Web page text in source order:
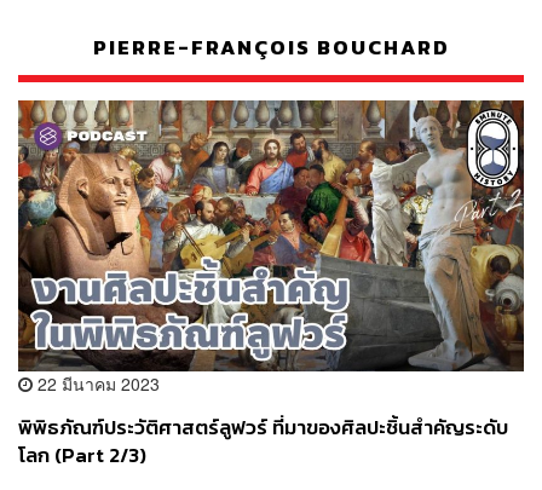
PIERRE-FRANÇOIS BOUCHARD
22 มีนาคม 2023
พิพิธภัณฑ์ประวัติศาสตร์ลูฟวร์ ที่มาของศิลปะชิ้นสำคัญระดับ
โลก (Part 2/3)